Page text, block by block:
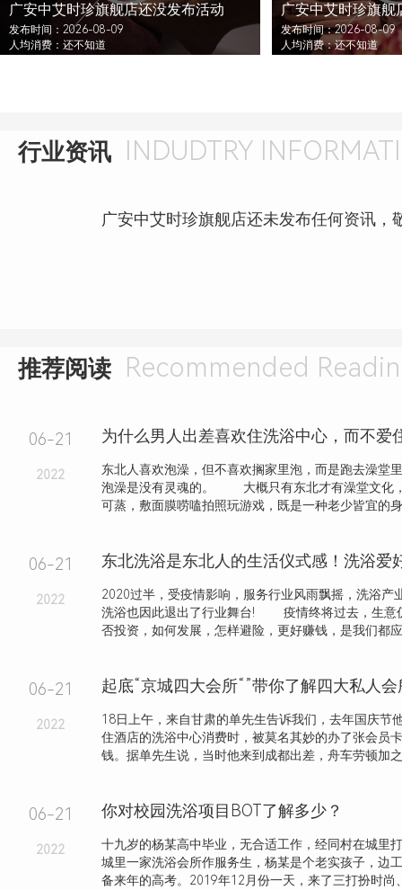
广安中艾时珍旗舰店还没发布活动
发布时间：2026-08-09
人均消费：还不知道
广安中艾时珍旗舰
发布时间：2026-08-09
人均消费：还不知道
行业资讯 INDUDTRY
广安中艾时珍旗舰店还未发布任何资讯，
推荐阅读 Recommended
06-21
2022
东北人喜欢泡澡，但不喜欢搁家里泡，而是跑去澡堂
泡澡是没有灵魂的。 大概只有东北才有澡堂文化
可蒸，敷面膜唠嗑拍照玩游戏，既是一种老少皆宜的
06-21
2022
2020过半，受疫情影响，服务行业风雨飘摇，洗浴产
洗浴也因此退出了行业舞台! 疫情终将过去，生意
否投资，如何发展，怎样避险，更好赚钱，是我们都
06-21
2022
起底“京城四大会所“”带你了解四大私人
18日上午，来自甘肃的单先生告诉我们，去年国庆节
住酒店的洗浴中心消费时，被莫名其妙的办了张会员
钱。据单先生说，当时他来到成都出差，舟车劳顿加
06-21
2022
你对校园洗浴项目BOT了解多少？
十九岁的杨某高中毕业，无合适工作，经同村在城里
城里一家洗浴会所作服务生，杨某是个老实孩子，边
备来年的高考。2019年12月份一天，来了三打扮时尚